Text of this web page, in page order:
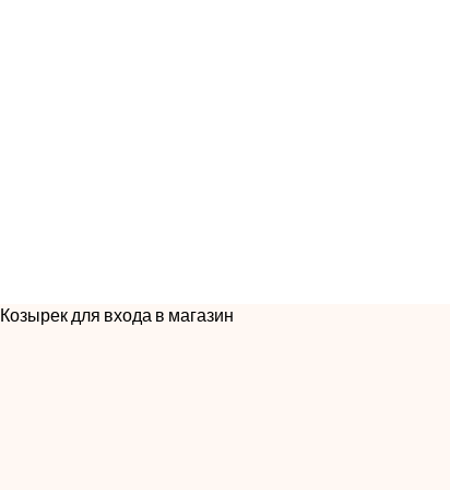
Козырек для входа в магазин